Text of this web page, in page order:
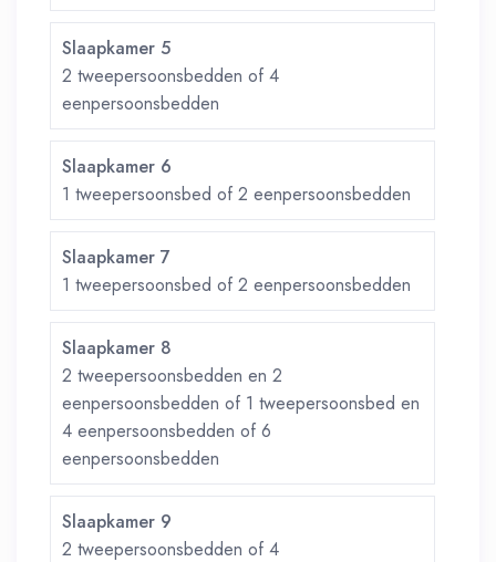
Slaapkamer 5
2 tweepersoonsbedden of 4
eenpersoonsbedden
Slaapkamer 6
1 tweepersoonsbed of 2 eenpersoonsbedden
Slaapkamer 7
1 tweepersoonsbed of 2 eenpersoonsbedden
Slaapkamer 8
2 tweepersoonsbedden en 2
eenpersoonsbedden of 1 tweepersoonsbed en
4 eenpersoonsbedden of 6
eenpersoonsbedden
Slaapkamer 9
2 tweepersoonsbedden of 4